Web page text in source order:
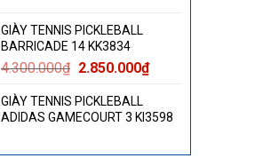
GIÀY TENNIS PICKLEBALL
BARRICADE 14 KK3834
4.300.000₫ Giá
là:
4.300.000₫.
2.850.000₫Giá
là:
GIÀY TENNIS PICKLEBALL
ADIDAS GAMECOURT 3 KI3598